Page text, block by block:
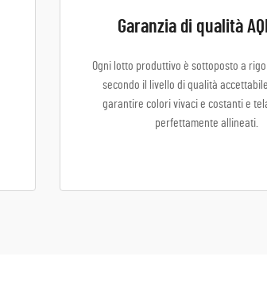
Garanzia di qualità
Ogni lotto produttivo è sottoposto a
secondo il livello di qualità
garantire colori vivaci e costanti e
perfettamente allineati.